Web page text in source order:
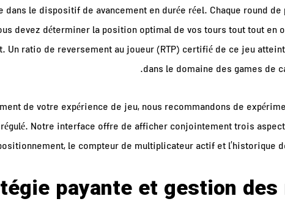
dans le dispositif de avancement en durée réel. Chaque round
devez déterminer la position optimal de vos tours tout tout en
Un ratio de reversement au joueur (RTP) certifié de ce jeu
dans le domaine des games de
de votre expérience de jeu, nous recommandons de
Notre interface offre de afficher conjointement trois
le compteur de multiplicateur actif et l’historique
payante et gestion